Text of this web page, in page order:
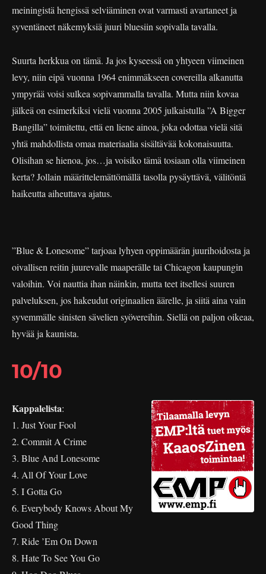
meiningistä hengissä selviäminen ovat varmasti avartaneet ja
syventäneet näkemyksiä juuri bluesiin sopivalla tavalla.
Suurta herkkua on tämä. Ja jos kyseessä on yhtyeen viimeinen
levy, niin eipä vuonna 1964 enimmäkseen covereilla alkanutta
ympyrää voisi sulkea sopivammalla tavalla. Mutta niin kovaa
jälkeä on esimerkiksi vielä vuonna 2005 julkaistulla ”A Bigger
Bangilla” toimitettu, että en liene ainoa, joka odottaa vielä sitä
yhtä mahdollista omaa materiaalia sisältävää kokonaisuutta.
Olisihan se hienoa, jos…ja voisiko tämä tosiaan olla viimeinen
kerta? Jollain määrittelemättömällä tasolla pysäyttävä, välitöntä
haikeutta aiheuttava ajatus.
”Blue & Lonesome” tarjoaa lyhyen oppimäärän juurihoidosta ja
oivallisen reitin juurevalle maaperälle tai Chicagon kaupungin
valoihin. Voi nauttia ihan näinkin, mutta teet itsellesi suuren
palveluksen, jos hakeudut originaalien äärelle, ja siitä aina vain
syvemmälle sinisten sävelien syövereihin. Siellä on paljon oikeaa,
hyvää ja kaunista.
10/10
Kappalelista:
1. Just Your Fool
2. Commit A Crime
3. Blue And Lonesome
4. All Of Your Love
5. I Gotta Go
6. Everybody Knows About My
Good Thing
7. Ride ’Em On Down
8. Hate To See You Go